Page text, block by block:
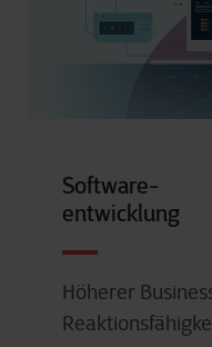
Software-
entwicklung
Höherer